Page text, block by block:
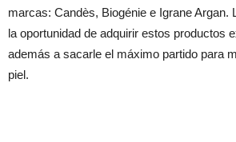
marcas: Candès, Biogénie e Igrane Argan.
la oportunidad de adquirir estos productos
además a sacarle el máximo partido para
piel.